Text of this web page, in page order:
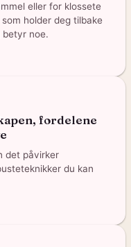
eller for klossete
holder deg tilbake
noe.
fordelene
det påvirker
du kan